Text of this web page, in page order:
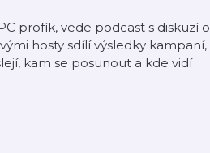
profík, vede podcast s diskuzí o
hosty sdílí výsledky kampaní,
kam se posunout a kde vidí